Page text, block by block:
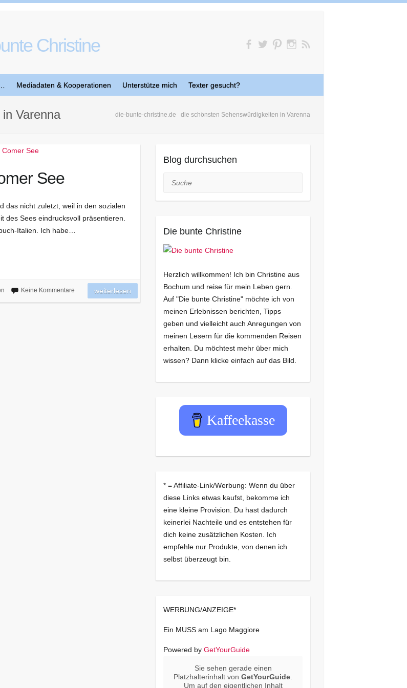
Mediadaten & Kooperationen Unterstütze mich Texter gesucht?
die-bunte-christine.de die schönsten Sehenswürdigkeiten in Varenna
Varenna
See
das nicht zuletzt, weil in den sozialen
des Sees eindrucksvoll präsentieren.
Italien. Ich habe…
Keine Kommentare weiterlesen
Blog durchsuchen
Suche
Die bunte Christine
Herzlich willkommen! Ich bin Christine aus
Bochum und reise für mein Leben gern.
Auf "Die bunte Christine" möchte ich von
meinen Erlebnissen berichten, Tipps
geben und vielleicht auch Anregungen von
meinen Lesern für die kommenden Reisen
erhalten. Du möchtest mehr über mich
wissen? Dann klicke einfach auf das Bild.
Kaffeekasse
* = Affiliate-Link/Werbung: Wenn du über
diese Links etwas kaufst, bekomme ich
eine kleine Provision. Du hast dadurch
keinerlei Nachteile und es entstehen für
dich keine zusätzlichen Kosten. Ich
empfehle nur Produkte, von denen ich
selbst überzeugt bin.
WERBUNG/ANZEIGE*
Ein MUSS am Lago Maggiore
Powered by GetYourGuide
Sie sehen gerade einen
Platzhalterinhalt vonGetYourGuide
Um auf den eigentlichen Inhalt